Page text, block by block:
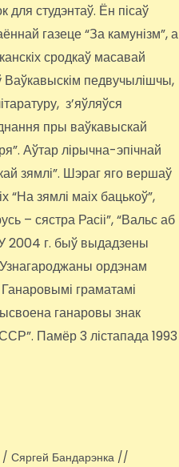
для студэнтаў. Ён пісаў
газеце “За камунізм”, а
сродкаў масавай
Ваўкавыскім педвучылішчы,
з’яўляўся
пры ваўкавыскай
Аўтар лірычна-эпічнай
зямлі”. Шэраг яго вершаў
“На зямлі маіх бацькоў”,
– сястра Расіі”, “Вальс аб
У 2004 г. быў выдадзены
ордэнам
граматамі
ганаровы знак
Памёр 3 лістапада 1993
/ Сяргей Бандарэнка //